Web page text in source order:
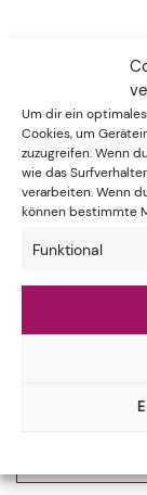
Um dir ein
Cookies, um
zuzugreifen. Wenn
wie das
verarbeiten. Wenn
können bestimmte
Funktional